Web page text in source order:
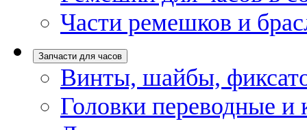
Части ремешков и
Запчасти для часов
Винты, шайбы,
Головки переводные и